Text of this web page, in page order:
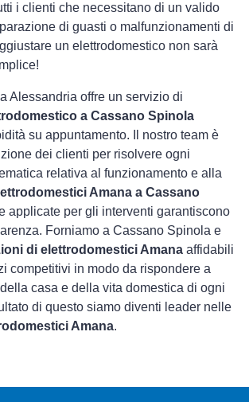
i clienti che necessitano di un valido
di guasti o malfunzionamenti di
un elettrodomestico non sarà
Alessandria offre un servizio di
a Cassano Spinola
su appuntamento. Il nostro team è
dei clienti per risolvere ogni
relativa al funzionamento e alla
Amana a Cassano
applicate per gli interventi garantiscono
Forniamo a Cassano Spinola e
di elettrodomestici Amana affidabili
competitivi in modo da rispondere a
casa e della vita domestica di ogni
di questo siamo diventi leader nelle
Amana.